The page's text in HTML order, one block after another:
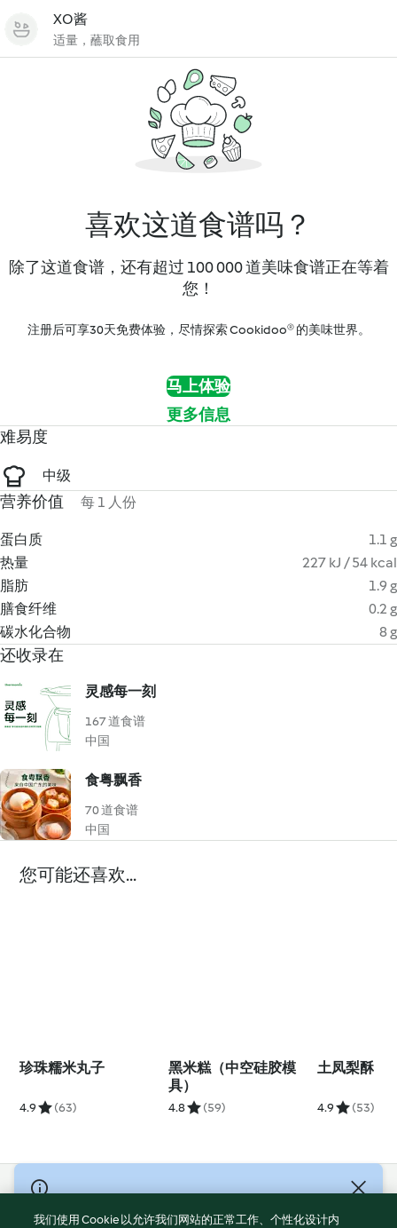
XO酱
适量，蘸取食用
喜欢这道食谱吗？
除了这道食谱，还有超过 100 000 道美味食谱正在等着
您！
注册后可享30天免费体验，尽情探索 Cookidoo® 的美味世界。
马上体验
更多信息
难易度
中级
营养价值 每 1 人份
蛋白质
1.1 g
热量
227 kJ / 54 kcal
脂肪
1.9 g
膳食纤维
0.2 g
碳水化合物
8 g
还收录在
灵感每一刻
167 道食谱
中国
食粤飘香
70 道食谱
中国
您可能还喜欢...
珍珠糯米丸子
4.9 (63)
黑米糕（中空硅胶模
具）
4.8 (59)
土凤梨酥
4.9 (53)
© Copyright 2021-2023 福维克信息科技(上海)有限公司 版权所有
2026
我们使用 Cookie 以允许我们网站的正常工作、个性化设计内